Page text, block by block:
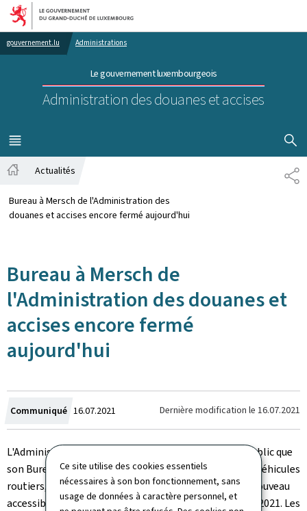
Ce site utilise des cookies essentiels
nécessaires à son bon fonctionnement, sans
usage de données à caractère personnel, et
Aller au menu principal
Aller au contenu
gouvernement.lu Administrations
Le gouvernement luxembourgeois
Administration des douanes et accises
MENU
PRINCIPAL
Actualités
Bureau à Mersch de l'Administration des
douanes et accises encore fermé aujourd'hui
Bureau à Mersch de
l'Administration des douanes et
accises encore fermé
aujourd'hui
Communiqué Crée
le
16.07.2021 Dernière modification le 16.07.2021
L'Administration des douanes et accises informe le public que
son Bureau à Mersch, responsable pour la taxe sur les véhicules
routiers, restera encore fermé aujourd'hui. Il sera de nouveau
accessible par téléphone à partir de lundi, le 19 juillet 2021. Les